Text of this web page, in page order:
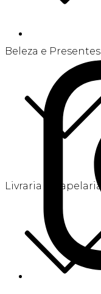
Beleza e Presentes
Livraria e Papelaria